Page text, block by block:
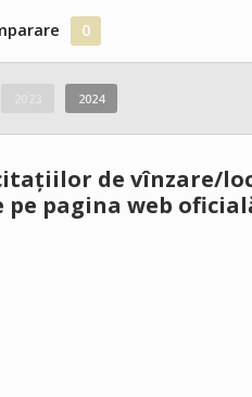
0
2024
de vînzare/
pagina web